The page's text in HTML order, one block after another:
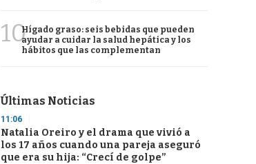
10Hígado graso: seis bebidas que pueden
ayudar a cuidar la salud hepática y los
hábitos que las complementan
Últimas Noticias
11:06
Natalia Oreiro y el drama que vivió a
los 17 años cuando una pareja aseguró
que era su hija: “Crecí de golpe”